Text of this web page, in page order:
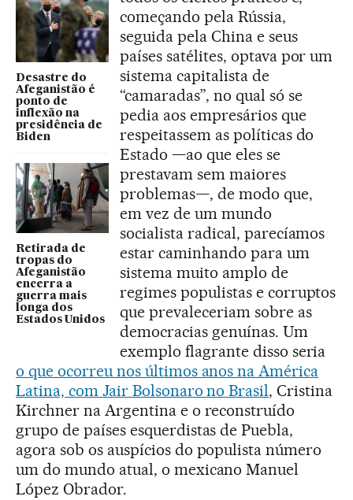
Desastre do
Afeganistão é
ponto de
inflexão na
presidência de
Biden
Retirada de
tropas do
Afeganistão
encerra a
guerra mais
longa dos
Estados Unidos
começando pela Rússia,
seguida pela China e seus
países satélites, optava por um
sistema capitalista de
“camaradas”, no qual só se
pedia aos empresários que
respeitassem as políticas do
Estado —ao que eles se
prestavam sem maiores
problemas—, de modo que,
em vez de um mundo
socialista radical, parecíamos
estar caminhando para um
sistema muito amplo de
regimes populistas e corruptos
que prevaleceriam sobre as
democracias genuínas. Um
exemplo flagrante disso seria
o que ocorreu nos últimos anos na América
Latina, com Jair Bolsonaro no Brasil, Cristina
Kirchner na Argentina e o reconstruído
grupo de países esquerdistas de Puebla,
agora sob os auspícios do populista número
um do mundo atual, o mexicano Manuel
López Obrador.